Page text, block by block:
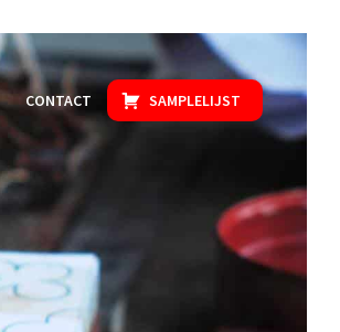
CONTACT SAMPLELIJST